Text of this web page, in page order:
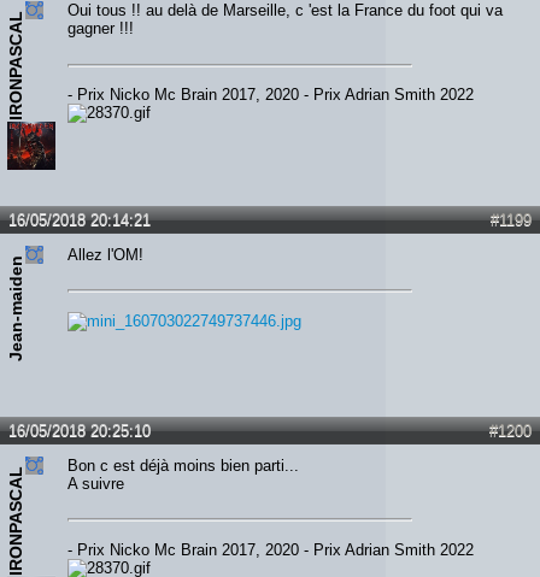
IRONPASCAL
Oui tous !! au delà de Marseille, c 'est la France du foot qui va
gagner !!!
- Prix Nicko Mc Brain 2017, 2020 - Prix Adrian Smith 2022
#1199
16/05/2018 20:14:21
Jean-maiden
Allez l'OM!
#1200
16/05/2018 20:25:10
IRONPASCAL
Bon c est déjà moins bien parti...
A suivre
- Prix Nicko Mc Brain 2017, 2020 - Prix Adrian Smith 2022